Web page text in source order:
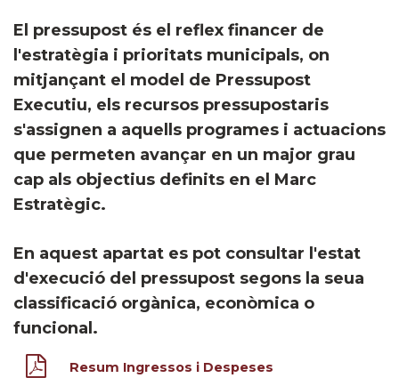
El pressupost és el reflex financer de
l'estratègia i prioritats municipals, on
mitjançant el model de Pressupost
Executiu, els recursos pressupostaris
s'assignen a aquells programes i actuacions
que permeten avançar en un major grau
cap als objectius definits en el Marc
Estratègic.
En aquest apartat es pot consultar l'estat
d'execució del pressupost segons la seua
classificació orgànica, econòmica o
funcional.
Resum Ingressos i Despeses